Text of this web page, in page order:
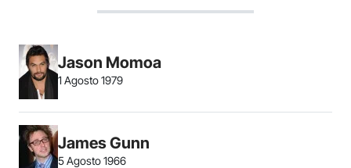
Jason Momoa
1 Agosto 1979
James Gunn
5 Agosto 1966